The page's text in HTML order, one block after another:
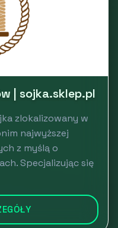
| sojka.sklep.pl
zlokalizowany w
najwyższej
z myślą o
Specjalizując się